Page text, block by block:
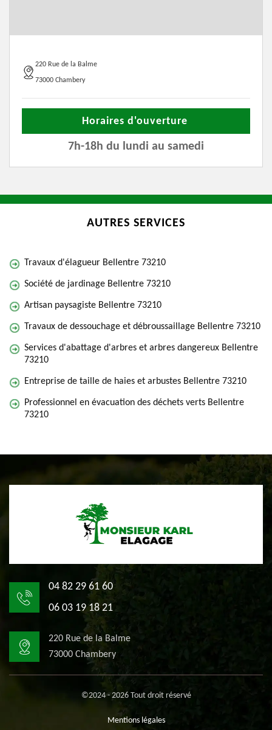
220 Rue de la Balme
73000 Chambery
Horaires d'ouverture
7h-18h du lundi au samedi
AUTRES SERVICES
Travaux d'élagueur Bellentre 73210
Société de jardinage Bellentre 73210
Artisan paysagiste Bellentre 73210
Travaux de dessouchage et débroussaillage Bellentre 73210
Services d'abattage d'arbres et arbres dangereux Bellentre
73210
Entreprise de taille de haies et arbustes Bellentre 73210
Professionnel en évacuation des déchets verts Bellentre
73210
04 82 29 61 60
06 03 19 18 21
220 Rue de la Balme
73000 Chambery
©2024 - 2026 Tout droit réservé
Mentions légales